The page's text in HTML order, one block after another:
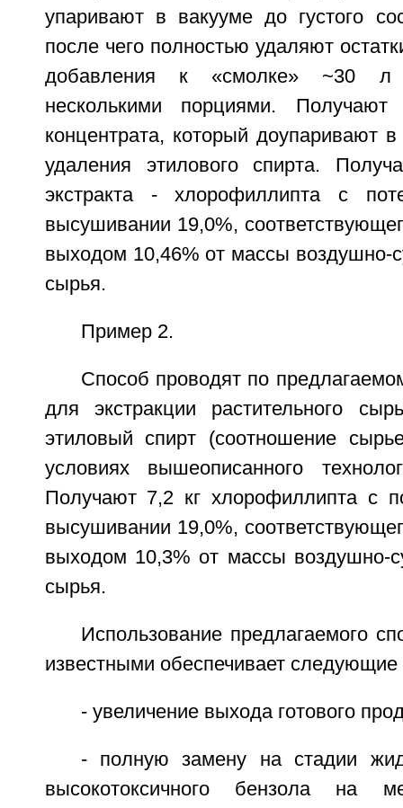
упаривают в вакууме до густого
после чего полностью удаляют
добавления к «смолке» ~30 л
несколькими порциями.
концентрата, который доупаривают
удаления этилового спирта.
экстракта - хлорофиллипта с
высушивании 19,0%,
выходом 10,46% от массы воздушно-
сырья.
Пример 2.
Способ проводят по
для экстракции растительного
этиловый спирт (соотношение
условиях вышеописанного
Получают 7,2 кг хлорофиллипта с
высушивании 19,0%,
выходом 10,3% от массы воздушно-
сырья.
Использование предлагаемого
известными обеспечивает
- увеличение выхода готового
- полную замену на стадии
высокотоксичного бензола на